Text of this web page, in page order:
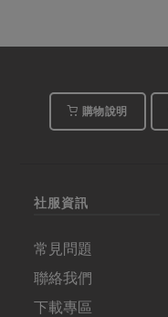
購物說明
社服資訊
常見問題
聯絡我們
下載專區